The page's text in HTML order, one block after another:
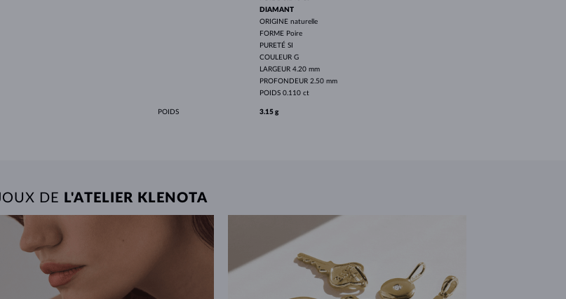
DIAMANT
ORIGINE naturelle
FORME Poire
PURETÉ SI
COULEUR G
LARGEUR 4.20 mm
PROFONDEUR 2.50 mm
POIDS 0.110 ct
POIDS 3.15 g
DE L'ATELIER KLENOTA